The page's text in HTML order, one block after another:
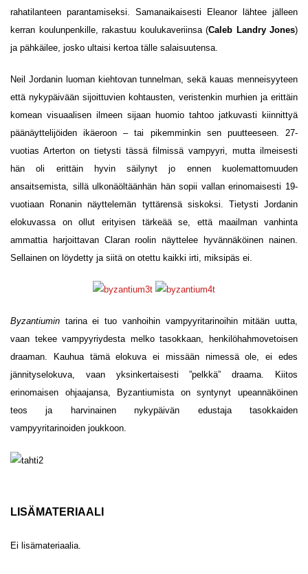
rahatilanteen parantamiseksi. Samanaikaisesti Eleanor lähtee jälleen
kerran koulunpenkille, rakastuu koulukaveriinsa (Caleb Landry Jones)
ja pähkäilee, josko ultaisi kertoa tälle salaisuutensa.
Neil Jordanin luoman kiehtovan tunnelman, sekä kauas menneisyyteen
että nykypäivään sijoittuvien kohtausten, veristenkin murhien ja erittäin
komean visuaalisen ilmeen sijaan huomio tahtoo jatkuvasti kiinnittyä
päänäyttelijöiden ikäeroon – tai pikemminkin sen puutteeseen. 27-
vuotias Arterton on tietysti tässä filmissä vampyyri, mutta ilmeisesti
hän oli erittäin hyvin säilynyt jo ennen kuolemattomuuden
ansaitsemista, sillä ulkonäöltäänhän hän sopii vallan erinomaisesti 19-
vuotiaan Ronanin näyttelemän tyttärensä siskoksi. Tietysti Jordanin
elokuvassa on ollut erityisen tärkeää se, että maailman vanhinta
ammattia harjoittavan Claran roolin näyttelee hyvännäköinen nainen.
Sellainen on löydetty ja siitä on otettu kaikki irti, miksipäs ei.
Byzantiumin tarina ei tuo vanhoihin vampyyritarinoihin mitään uutta,
vaan tekee vampyyriydesta melko tasokkaan, henkilöhahmovetoisen
draaman. Kauhua tämä elokuva ei missään nimessä ole, ei edes
jännityselokuva, vaan yksinkertaisesti ”pelkkä” draama. Kiitos
erinomaisen ohjaajansa, Byzantiumista on syntynyt upeannäköinen
teos ja harvinainen nykypäivän edustaja tasokkaiden
vampyyritarinoiden joukkoon.
LISÄMATERIAALI
Ei lisämateriaalia.